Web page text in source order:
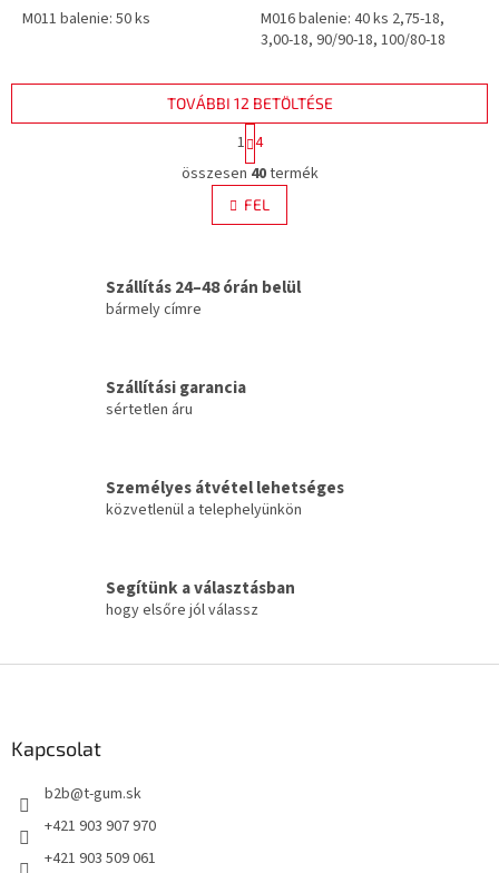
M011 balenie: 50 ks
M016 balenie: 40 ks 2,75-18,
3,00-18, 90/90-18, 100/80-18
L
i
s
t
r
l
e
m
TOVÁBBI 12 BETÖLTÉSE
L
a
p
o
z
á
1 4
összesen 40termék
FEL
Szállítás 24–48 órán belül
bármely címre
Szállítási garancia
sértetlen áru
Személyes átvétel lehetséges
közvetlenül a telephelyünkön
Segítünk a választásban
hogy elsőre jól válassz
Kapcsolat
b2b@t-gum.sk
+421 903 907 970
+421 903 509 061